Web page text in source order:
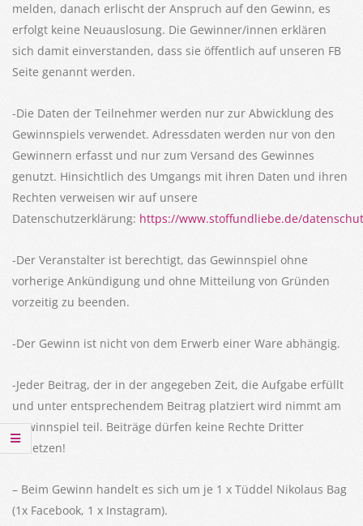
melden, danach erlischt der Anspruch auf den Gewinn, es
erfolgt keine Neuauslosung. Die Gewinner/innen erklären
sich damit einverstanden, dass sie öffentlich auf unseren FB
Seite genannt werden.
-Die Daten der Teilnehmer werden nur zur Abwicklung des
Gewinnspiels verwendet. Adressdaten werden nur von den
Gewinnern erfasst und nur zum Versand des Gewinnes
genutzt. Hinsichtlich des Umgangs mit ihren Daten und ihren
Rechten verweisen wir auf unsere
Datenschutzerklärung: https://www.stoffundliebe.de/
-Der Veranstalter ist berechtigt, das Gewinnspiel ohne
vorherige Ankündigung und ohne Mitteilung von Gründen
vorzeitig zu beenden.
-Der Gewinn ist nicht von dem Erwerb einer Ware abhängig.
-Jeder Beitrag, der in der angegeben Zeit, die Aufgabe erfüllt
und unter entsprechendem Beitrag platziert wird nimmt am
Gewinnspiel teil. Beiträge dürfen keine Rechte Dritter
verletzen!
– Beim Gewinn handelt es sich um je 1 x Tüddel Nikolaus Bag
(1x Facebook, 1 x Instagram).